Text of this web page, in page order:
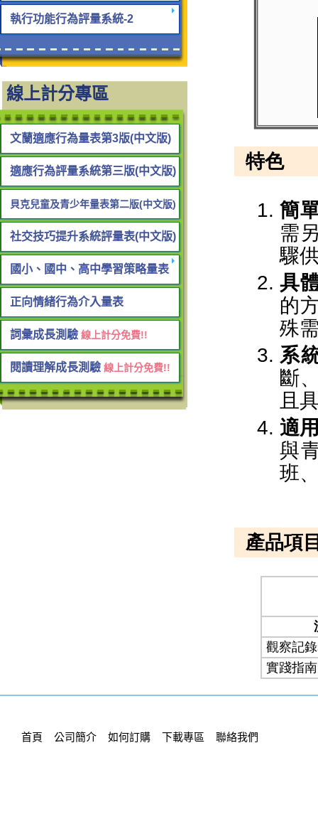
執行功能行為評量系統-2
線上計分專區
文蘭適應行為量表第3版(中文版)
適應行為評量系統第三版(中文版)
貝克兒童及青少年量表第二版(中文版)
社交技巧提升系統評量表(中文版)
國小、國中、高中學習策略量表
正向情緒行為介入量表
詞彙成長測驗 線上計分免費!!
閱讀理解成長測驗 線上計分免費!!
首頁 公司簡介 如何訂購 下載專區 聯絡我們